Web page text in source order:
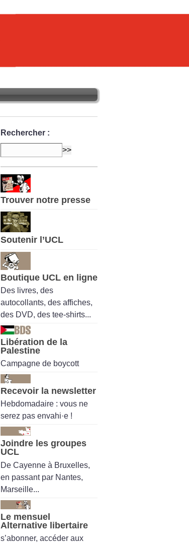
Rechercher :
Trouver notre presse
Soutenir l’UCL
Boutique UCL en ligne
Des livres, des
autocollants, des affiches,
des DVD, des tee-shirts...
Libération de la
Palestine
Campagne de boycott
Recevoir la newsletter
Hebdomadaire : vous ne
serez pas envahi·e !
Joindre les groupes
UCL
De Cayenne à Bruxelles,
en passant par Nantes,
Marseille...
Le mensuel
Alternative libertaire
s’abonner, accéder aux